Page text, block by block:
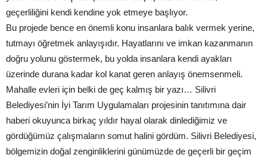
geçerliliğini kendi kendine yok etmeye başlıyor.
Bu projede bence en önemli konu insanlara balık vermek yerine,
tutmayı öğretmek anlayışıdır. Hayatlarını ve imkan kazanmanın
doğru yolunu göstermek, bu yolda insanlara kendi ayakları
üzerinde durana kadar kol kanat geren anlayış önemsenmeli.
Mahalle evleri için belki de geç kalmış bir yazı… Silivri
Belediyesi’nin İyi Tarım Uygulamaları projesinin tanıtımına dair
haberi okuyunca birkaç yıldır hayal olarak dinlediğimiz ve
gördüğümüz çalışmaların somut halini gördüm. Silivri Belediyesi,
bölgemizin doğal zenginliklerini günümüzde de geçerli bir geçim